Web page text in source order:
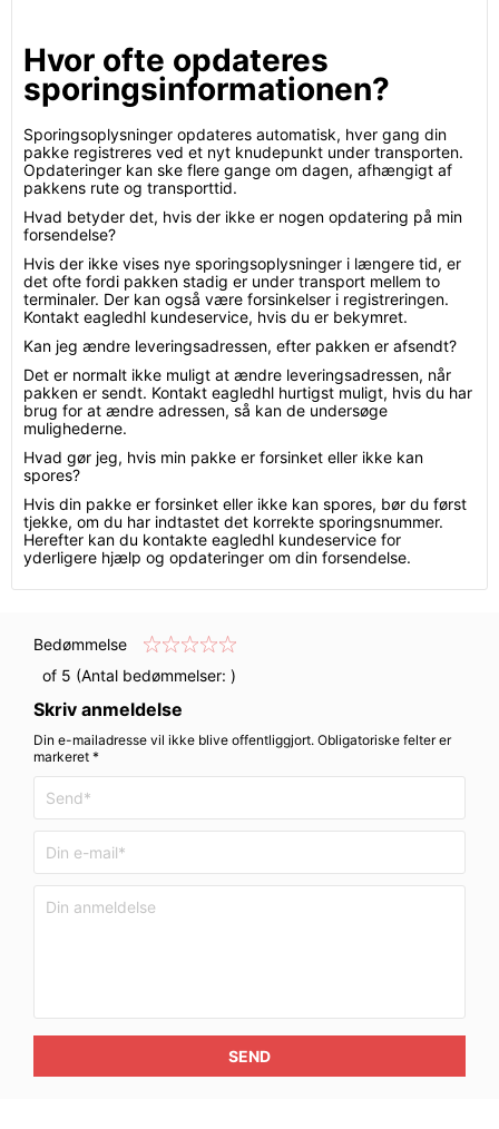
Hvor ofte opdateres
sporingsinformationen?
Sporingsoplysninger opdateres automatisk, hver gang din
pakke registreres ved et nyt knudepunkt under transporten.
Opdateringer kan ske flere gange om dagen, afhængigt af
pakkens rute og transporttid.
Hvad betyder det, hvis der ikke er nogen opdatering på min
forsendelse?
Hvis der ikke vises nye sporingsoplysninger i længere tid, er
det ofte fordi pakken stadig er under transport mellem to
terminaler. Der kan også være forsinkelser i registreringen.
Kontakt eagledhl kundeservice, hvis du er bekymret.
Kan jeg ændre leveringsadressen, efter pakken er afsendt?
Det er normalt ikke muligt at ændre leveringsadressen, når
pakken er sendt. Kontakt eagledhl hurtigst muligt, hvis du har
brug for at ændre adressen, så kan de undersøge
mulighederne.
Hvad gør jeg, hvis min pakke er forsinket eller ikke kan
spores?
Hvis din pakke er forsinket eller ikke kan spores, bør du først
tjekke, om du har indtastet det korrekte sporingsnummer.
Herefter kan du kontakte eagledhl kundeservice for
yderligere hjælp og opdateringer om din forsendelse.
Bedømmelse
of 5 (Antal bedømmelser: )
Skriv anmeldelse
Din e-mailadresse vil ikke blive offentliggjort. Obligatoriske felter er
markeret *
SEND